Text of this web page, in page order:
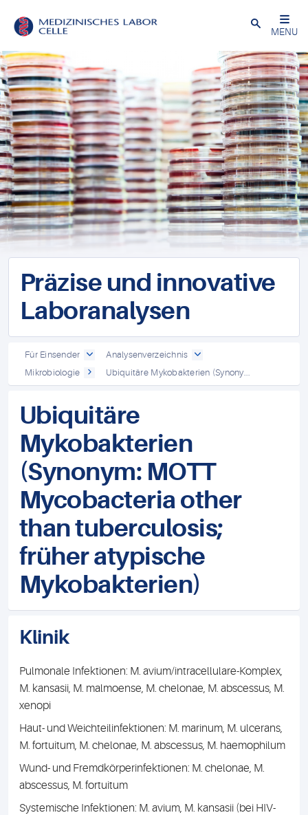
Close
MENU
Präzise und innovative
Laboranalysen
Für Einsender
Analysenverzeichnis
Mikrobiologie
Ubiquitäre Mykobakterien (Synony...
Ubiquitäre
Mykobakterien
(Synonym: MOTT
Mycobacteria other
than tuberculosis;
früher atypische
Mykobakterien)
Klinik
Pulmonale Infektionen: M. avium/intracellulare-Komplex,
M. kansasii, M. malmoense, M. chelonae, M. abscessus, M.
xenopi
Haut- und Weichteilinfektionen: M. marinum, M. ulcerans,
M. fortuitum, M. chelonae, M. abscessus, M. haemophilum
Wund- und Fremdkörperinfektionen: M. chelonae, M.
abscessus, M. fortuitum
Systemische Infektionen: M. avium, M. kansasii (bei HIV-